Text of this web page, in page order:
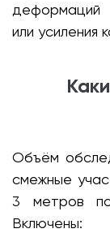
деформаций
или усиления
Объём
смежные
3 метров
Включены: